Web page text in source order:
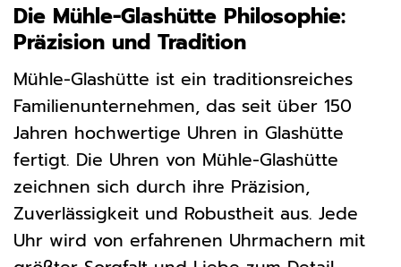
Die Mühle-Glashütte Philosophie:
Präzision und Tradition
Mühle-Glashütte ist ein traditionsreiches
Familienunternehmen, das seit über 150
Jahren hochwertige Uhren in Glashütte
fertigt. Die Uhren von Mühle-Glashütte
zeichnen sich durch ihre Präzision,
Zuverlässigkeit und Robustheit aus. Jede
Uhr wird von erfahrenen Uhrmachern mit